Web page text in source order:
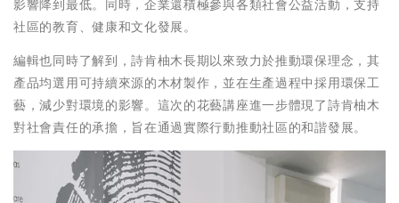
影響降到最低。同時，企業還積極參與各類社會公益活動，支持
社區的教育、健康和文化發展。
編輯也同時了解到，詩肯柚木長期以來致力於推動環保理念，其
產品均選用可持續來源的木材製作，並在生產過程中採用環保工
藝，減少對環境的影響。這次的花藝講座進一步體現了詩肯柚木
對社會責任的承擔，旨在通過實際行動推動社區的和諧發展。